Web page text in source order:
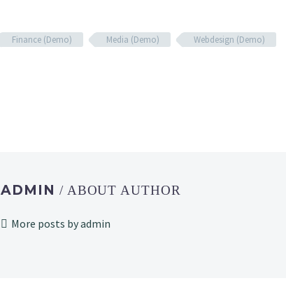
Finance (Demo) Media (Demo) Webdesign (Demo)
ADMIN / ABOUT AUTHOR
More posts by admin